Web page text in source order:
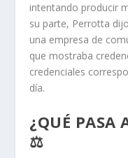
intentando producir
su parte, Perrotta
una empresa de
que mostraba
credenciales
día.
¿QUÉ PASA
⚖️